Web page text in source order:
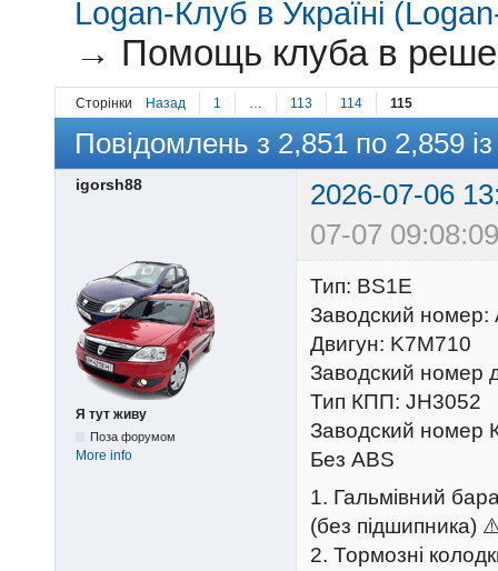
Logan-Клуб в Україні
→ Помощь клуба в
Сторінки Назад 1 113 114 115
Повідомлень з 2,851 по 2,859
igorsh88
2026-07-06
07-07
Я тут живу
Поза форумом
More info
Тип: BS1E
Заводский номер:
Двигун: K7M710
Заводский номер
Тип КПП: JH3052
Заводский номер
Без ABS
1. Гальмівний
(без підшипника)
2. Тормозні